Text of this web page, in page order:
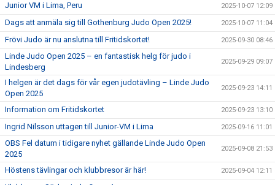
Junior VM i Lima, Peru 2025-10-07 12:09
Dags att anmäla sig till Gothenburg Judo Open 2025! 2025-10-07 11:04
Frövi Judo är nu anslutna till Fritidskortet! 2025-09-30 08:46
Linde Judo Open 2025 – en fantastisk helg för judo i
Lindesberg
2025-09-29 09:07
I helgen är det dags för vår egen judotävling – Linde Judo
Open 2025
2025-09-23 14:11
Information om Fritidskortet 2025-09-23 13:10
Ingrid Nilsson uttagen till Junior-VM i Lima 2025-09-16 11:01
OBS Fel datum i tidigare nyhet gällande Linde Judo Open
2025
2025-09-08 21:53
Höstens tävlingar och klubbresor är här! 2025-09-04 12:11